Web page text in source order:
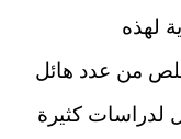
لهذه
من عدد هائل
لدراسات كثيرة